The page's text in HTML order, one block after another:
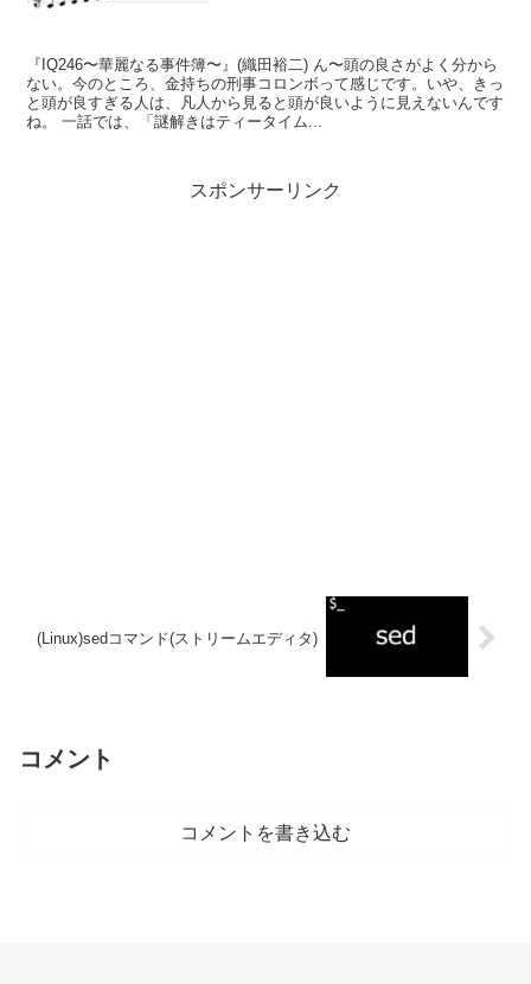
『IQ246〜華麗なる事件簿〜』(織田裕二) ん〜頭の良さがよく分から
ない。今のところ、金持ちの刑事コロンボって感じです。いや、きっ
と頭が良すぎる人は、凡人から見ると頭が良いように見えないんです
ね。 一話では、「謎解きはティータイム...
スポンサーリンク
(Linux)sedコマンド(ストリームエディタ)
コメント
コメントを書き込む